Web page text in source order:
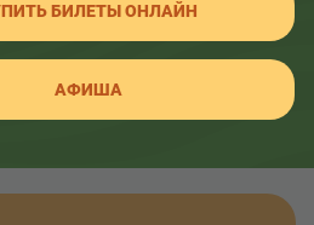
куклы.
БИЛЕТЫ ОНЛАЙН
АФИША